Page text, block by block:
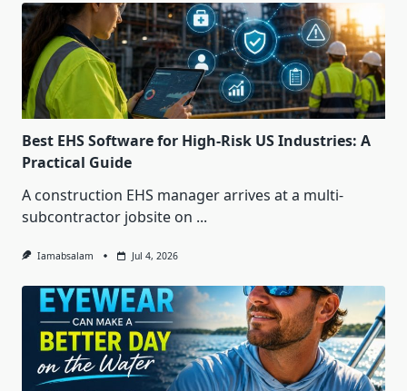
Best EHS Software for High-Risk US Industries: A
Practical Guide
A construction EHS manager arrives at a multi-
subcontractor jobsite on ...
Iamabsalam Jul 4, 2026